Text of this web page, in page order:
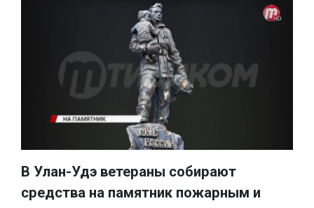
В Улан-Удэ ветераны собирают
средства на памятник пожарным и